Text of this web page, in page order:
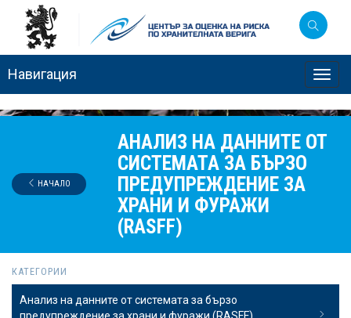
Навигация
АНАЛИЗ НА ДАННИТЕ ОТ
СИСТЕМАТА ЗА БЪРЗО
ПРЕДУПРЕЖДЕНИЕ ЗА
ХРАНИ И ФУРАЖИ
(RASFF)
НАЧАЛО
КАТЕГОРИИ
Анализ на данните от системата за бързо
предупреждение за храни и фуражи (RASFF)